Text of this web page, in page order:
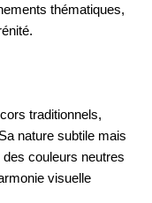
thématiques,
traditionnels,
nature subtile mais
couleurs neutres
visuelle